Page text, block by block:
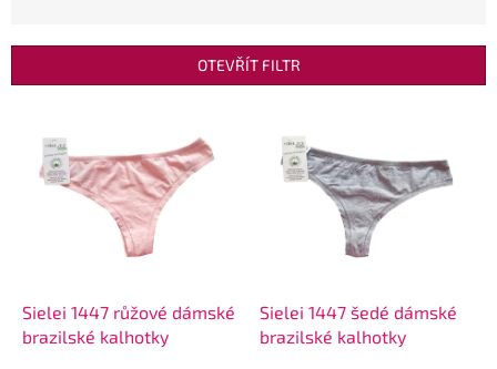
r
OTEVŘÍT FILTR
Sielei 1447 růžové dámské
brazilské kalhotky
Sielei 1447 šedé dámské
brazilské kalhotky